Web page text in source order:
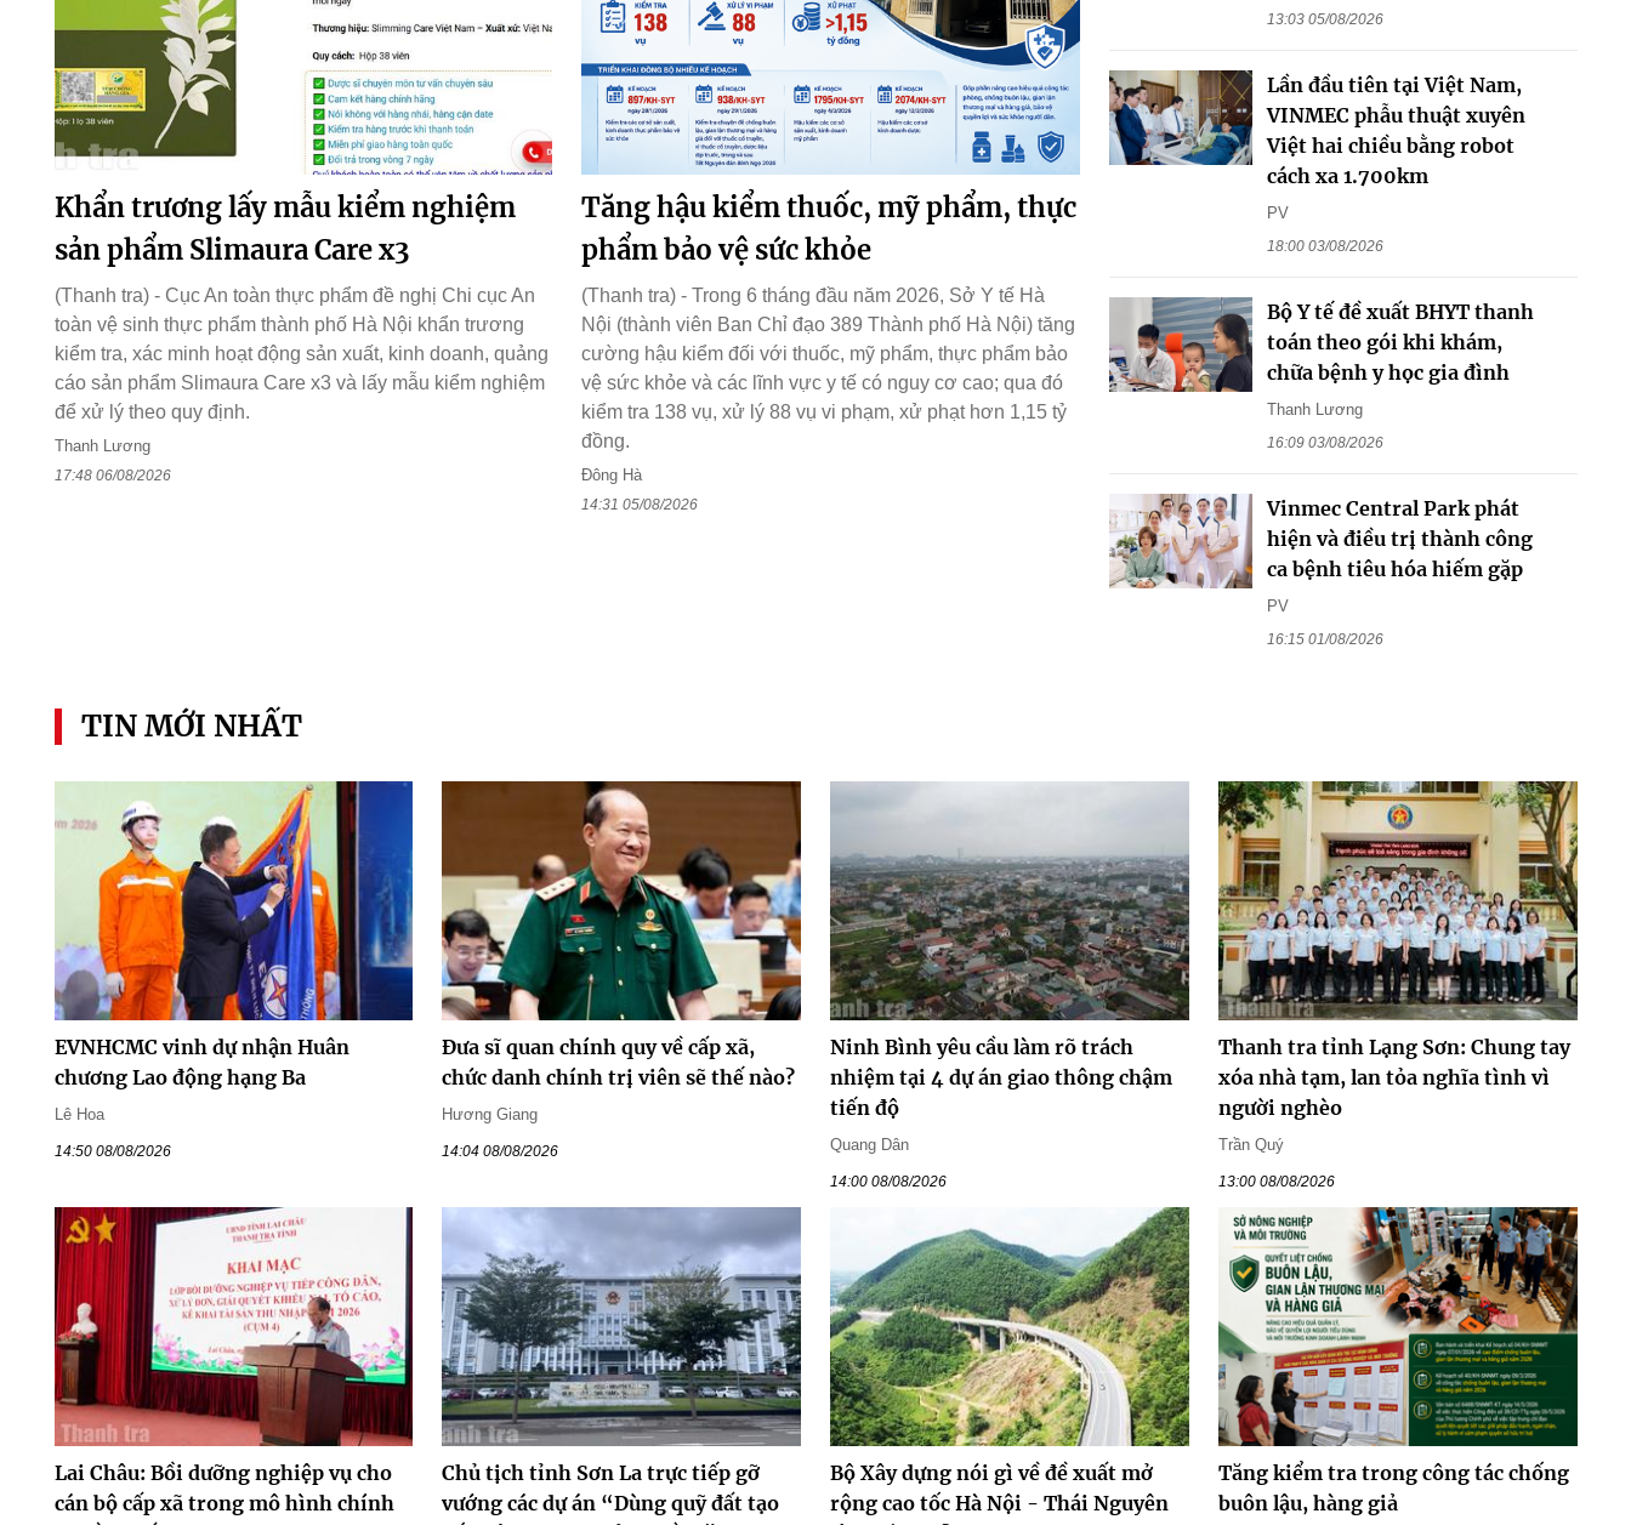
Khẩn trương lấy mẫu kiểm nghiệm
sản phẩm Slimaura Care x3
(Thanh tra) - Cục An toàn thực phẩm đề nghị Chi cục An
toàn vệ sinh thực phẩm thành phố Hà Nội khẩn trương
kiểm tra, xác minh hoạt động sản xuất, kinh doanh, quảng
cáo sản phẩm Slimaura Care x3 và lấy mẫu kiểm nghiệm
để xử lý theo quy định.
Thanh Lương
17:48 06/08/2026
Tăng hậu kiểm thuốc, mỹ phẩm, thực
phẩm bảo vệ sức khỏe
(Thanh tra) - Trong 6 tháng đầu năm 2026, Sở Y tế Hà
Nội (thành viên Ban Chỉ đạo 389 Thành phố Hà Nội) tăng
cường hậu kiểm đối với thuốc, mỹ phẩm, thực phẩm bảo
vệ sức khỏe và các lĩnh vực y tế có nguy cơ cao; qua đó
kiểm tra 138 vụ, xử lý 88 vụ vi phạm, xử phạt hơn 1,15 tỷ
đồng.
Đông Hà
14:31 05/08/2026
13:03 05/08/2026
Lần đầu tiên tại Việt Nam,
VINMEC phẫu thuật xuyên
Việt hai chiều bằng robot
cách xa 1.700km
PV
18:00 03/08/2026
Bộ Y tế đề xuất BHYT thanh
toán theo gói khi khám,
chữa bệnh y học gia đình
Thanh Lương
16:09 03/08/2026
Vinmec Central Park phát
hiện và điều trị thành công
ca bệnh tiêu hóa hiếm gặp
PV
16:15 01/08/2026
TIN MỚI NHẤT
EVNHCMC vinh dự nhận Huân
chương Lao động hạng Ba
Lê Hoa
14:50 08/08/2026
Đưa sĩ quan chính quy về cấp xã,
chức danh chính trị viên sẽ thế nào?
Hương Giang
14:04 08/08/2026
Ninh Bình yêu cầu làm rõ trách
nhiệm tại 4 dự án giao thông chậm
tiến độ
Quang Dân
14:00 08/08/2026
Thanh tra tỉnh Lạng Sơn: Chung tay
xóa nhà tạm, lan tỏa nghĩa tình vì
người nghèo
Trần Quý
13:00 08/08/2026
Lai Châu: Bồi dưỡng nghiệp vụ cho
cán bộ cấp xã trong mô hình chính
Chủ tịch tỉnh Sơn La trực tiếp gỡ
vướng các dự án “Dùng quỹ đất tạo
Bộ Xây dựng nói gì về đề xuất mở
rộng cao tốc Hà Nội - Thái Nguyên
Tăng kiểm tra trong công tác chống
buôn lậu, hàng giả